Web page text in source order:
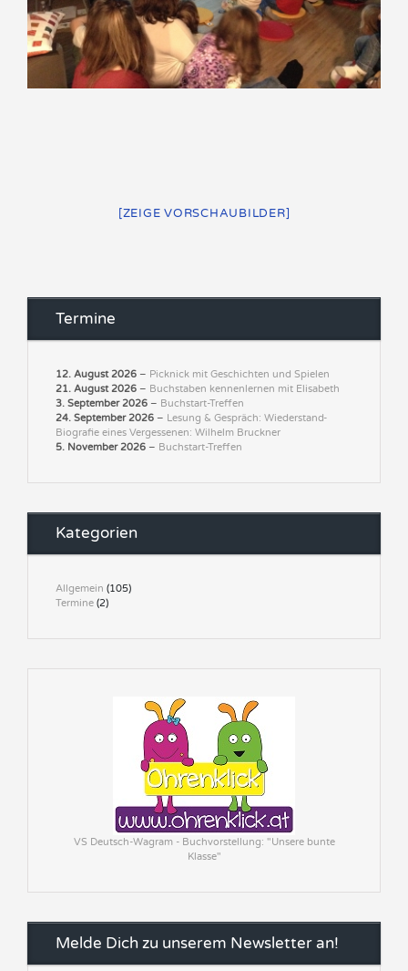
[ZEIGE VORSCHAUBILDER]
Termine
12. August 2026 – Picknick mit Geschichten und Spielen
21. August 2026 – Buchstaben kennenlernen mit Elisabeth
3. September 2026 – Buchstart-Treffen
24. September 2026 – Lesung & Gespräch: Wiederstand-
Biografie eines Vergessenen: Wilhelm Bruckner
5. November 2026 – Buchstart-Treffen
Kategorien
Allgemein (105)
Termine (2)
VS Deutsch-Wagram - Buchvorstellung: "Unsere bunte
Klasse"
Melde Dich zu unserem Newsletter an!